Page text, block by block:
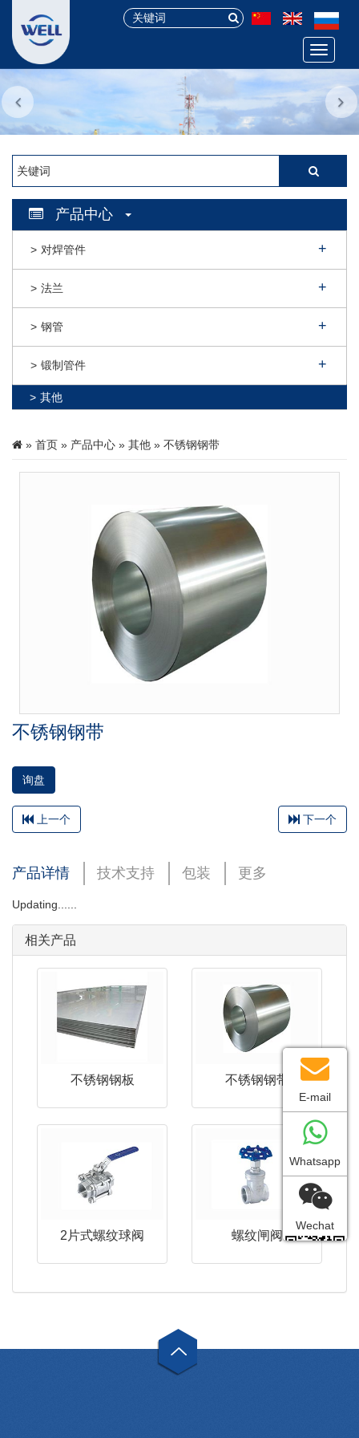
Menu
产品中心
对焊管件
法兰
钢管
锻制管件
其他
» 首页 » 产品中心 » 其他 » 不锈钢钢带
不锈钢钢带
询盘
上一个 下一个
产品详情 技术支持 包装 更多
Updating......
相关产品
不锈钢钢板 不锈钢钢带
2片式螺纹球阀 螺纹闸阀
E-mail
Whatsapp
Wechat